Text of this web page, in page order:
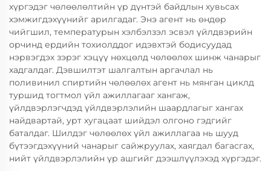
хүргэдэг чөлөөлөлтийн үр дүнтэй байдлын хувьсах
хэмжигдэхүүнийг арилгадаг. Энэ агент нь өндөр
чийгшил, температурын хэлбэлзэл эсвэл үйлдвэрийн
орчинд ердийн тохиолддог идэвхтэй бодисуудад
нэрвэгдэх зэрэг хэцүү нөхцөлд чөлөөлөх шинж чанарыг
хадгалдаг. Дэвшилтэт шалгалтын аргачлал нь
поливинил спиртийн чөлөөлөх агент нь мянган циклд
туршид тогтмол үйл ажиллагааг хангаж,
үйлдвэрлэгчдэд үйлдвэрлэлийн шаардлагыг хангах
найдвартай, урт хугацаат шийдэл олгоно гэдгийг
баталдаг. Шилдэг чөлөөлөх үйл ажиллагаа нь шууд
бүтээгдэхүүний чанарыг сайжруулах, хаягдал багасгах,
нийт үйлдвэрлэлийн үр ашгийг дээшлүүлэхэд хүргэдэг.